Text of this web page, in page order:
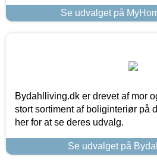
Se udvalget på
Bydahlliving.dk er drevet af mor
stort sortiment af boliginteriør på
her for at se deres udvalg.
Se udvalget på